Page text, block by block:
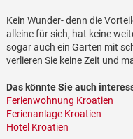
Kein Wunder- denn die
alleine für sich, hat keine
sogar auch ein Garten mit
verlieren Sie keine Zeit und
Das könnte Sie auch
Ferienwohnung Kroatien
Ferienanlage Kroatien
Hotel Kroatien